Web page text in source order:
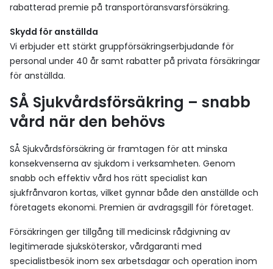
rabatterad premie på transportöransvarsförsäkring.
Skydd för anställda
Vi erbjuder ett stärkt gruppförsäkringserbjudande för
personal under 40 år samt rabatter på privata försäkringar
för anställda.
SÅ Sjukvårdsförsäkring – snabb
vård när den behövs
SÅ Sjukvårdsförsäkring är framtagen för att minska
konsekvenserna av sjukdom i verksamheten. Genom
snabb och effektiv vård hos rätt specialist kan
sjukfrånvaron kortas, vilket gynnar både den anställde och
företagets ekonomi. Premien är avdragsgill för företaget.
Försäkringen ger tillgång till medicinsk rådgivning av
legitimerade sjuksköterskor, vårdgaranti med
specialistbesök inom sex arbetsdagar och operation inom